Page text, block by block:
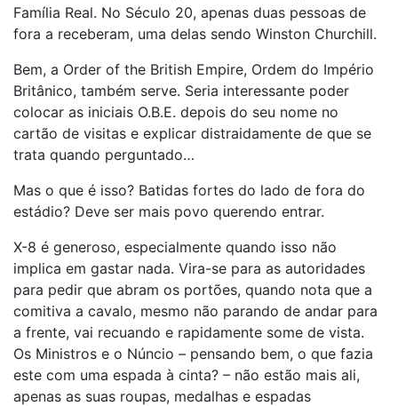
Família Real. No Século 20, apenas duas pessoas de
fora a receberam, uma delas sendo Winston Churchill.
Bem, a Order of the British Empire, Ordem do Império
Britânico, também serve. Seria interessante poder
colocar as iniciais O.B.E. depois do seu nome no
cartão de visitas e explicar distraidamente de que se
trata quando perguntado…
Mas o que é isso? Batidas fortes do lado de fora do
estádio? Deve ser mais povo querendo entrar.
X-8 é generoso, especialmente quando isso não
implica em gastar nada. Vira-se para as autoridades
para pedir que abram os portões, quando nota que a
comitiva a cavalo, mesmo não parando de andar para
a frente, vai recuando e rapidamente some de vista.
Os Ministros e o Núncio – pensando bem, o que fazia
este com uma espada à cinta? – não estão mais ali,
apenas as suas roupas, medalhas e espadas